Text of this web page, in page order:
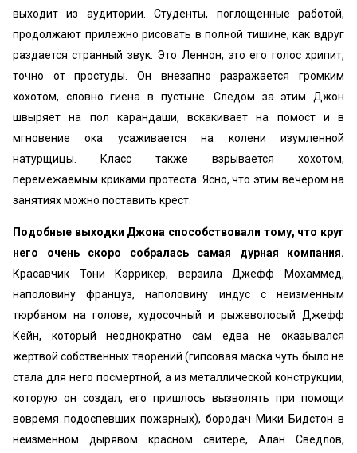
выходит из аудитории. Студенты, поглощенные работой,
продолжают прилежно рисовать в полной тишине, как вдруг
раздается странный звук. Это Леннон, это его голос хрипит,
точно от простуды. Он внезапно разражается громким
хохотом, словно гиена в пустыне. Следом за этим Джон
швыряет на пол карандаши, вскакивает на помост и в
мгновение ока усаживается на колени изумленной
натурщицы. Класс также взрывается хохотом,
перемежаемым криками протеста. Ясно, что этим вечером на
занятиях можно поставить крест.
Подобные выходки Джона способствовали тому, что круг
него очень скоро собралась самая дурная компания.
Красавчик Тони Кэррикер, верзила Джефф Мохаммед,
наполовину француз, наполовину индус с неизменным
тюрбаном на голове, худосочный и рыжеволосый Джефф
Кейн, который неоднократно сам едва не оказывался
жертвой собственных творений (гипсовая маска чуть было не
стала для него посмертной, а из металлической конструкции,
которую он создал, его пришлось вызволять при помощи
вовремя подоспевших пожарных), бородач Мики Бидстон в
неизменном дырявом красном свитере, Алан Сведлов,